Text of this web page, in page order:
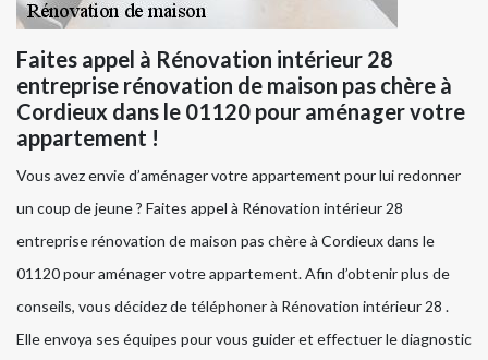
Faites appel à Rénovation intérieur 28
entreprise rénovation de maison pas chère à
Cordieux dans le 01120 pour aménager votre
appartement !
Vous avez envie d’aménager votre appartement pour lui redonner
un coup de jeune ? Faites appel à Rénovation intérieur 28
entreprise rénovation de maison pas chère à Cordieux dans le
01120 pour aménager votre appartement. Afin d’obtenir plus de
conseils, vous décidez de téléphoner à Rénovation intérieur 28 .
Elle envoya ses équipes pour vous guider et effectuer le diagnostic